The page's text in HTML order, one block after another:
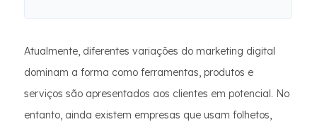
Atualmente, diferentes variações do marketing digital
dominam a forma como ferramentas, produtos e
serviços são apresentados aos clientes em potencial. No
entanto, ainda existem empresas que usam folhetos,